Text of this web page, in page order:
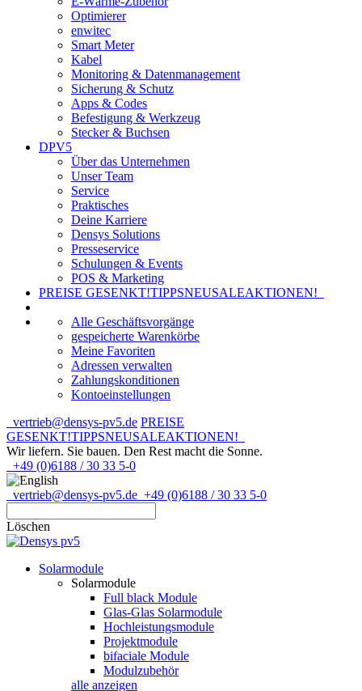
Optimierer
enwitec
Smart Meter
Kabel
Monitoring & Datenmanagement
Sicherung & Schutz
Apps & Codes
Befestigung & Werkzeug
Stecker & Buchsen
DPV5
Über das Unternehmen
Unser Team
Service
Praktisches
Deine Karriere
Densys Solutions
Presseservice
Schulungen & Events
POS & Marketing
PREISE GESENKT!TIPPSNEUSALEAKTIONEN!
Alle Geschäftsvorgänge
gespeicherte Warenkörbe
Meine Favoriten
Adressen verwalten
Zahlungskonditionen
Kontoeinstellungen
vertrieb@densys-pv5.de PREISE
GESENKT!TIPPSNEUSALEAKTIONEN!
Wir liefern. Sie bauen. Den Rest macht die Sonne.
+49 (0)6188 / 30 33 5-0
vertrieb@densys-pv5.de +49 (0)6188 / 30 33 5-0
Löschen
Solarmodule
Solarmodule
Full black Module
Glas-Glas Solarmodule
Hochleistungsmodule
Projektmodule
bifaciale Module
Modulzubehör
alle anzeigen